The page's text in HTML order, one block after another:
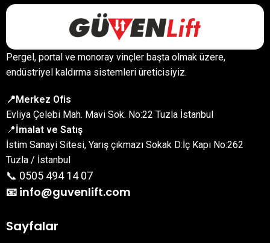
Pergel, portal ve monoray vinçler başta olmak üzere,
endüstriyel kaldırma sistemleri üreticisiyiz.
📍Merkez Ofis
Evliya Çelebi Mah. Mavi Sok. No:22 Tuzla İstanbul
📍İmalat ve Satış
İstim Sanayi Sitesi, Yarış çıkmazı Sokak D:İç Kapı No:262
Tuzla / İstanbul
📞 0505 494 14 07
📧 info@guvenlift.com
Sayfalar